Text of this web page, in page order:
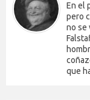
En el
pero
no se
que